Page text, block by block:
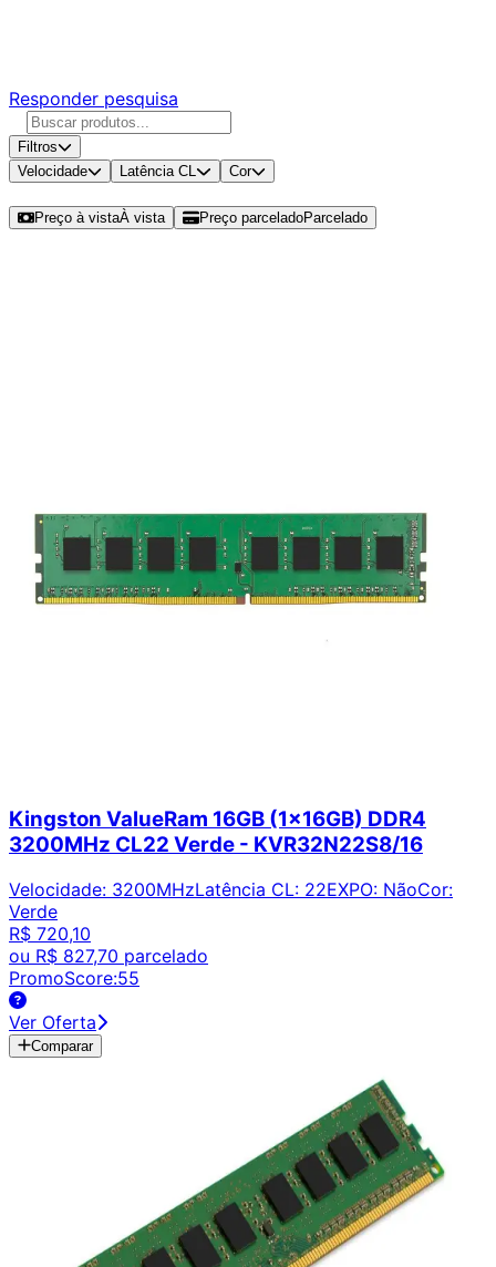
Responder pesquisa
Filtros
Velocidade
Latência CL Cor
Preço à vistaÀ vista Preço parceladoParcelado
Kingston ValueRam 16GB (1x16GB) DDR4
3200MHz CL22 Verde - KVR32N22S8/16
Velocidade: 3200MHzLatência CL: 22EXPO: NãoCor:
Verde
R$ 720,10
ou R$ 827,70 parcelado
PromoScore:55
Ver Oferta
Comparar